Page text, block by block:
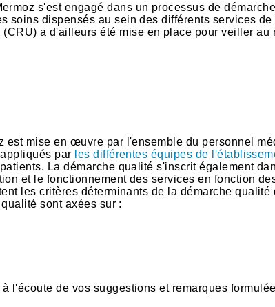
s'est engagé dans un processus de
soins dispensés au sein des différents services
a d'ailleurs été mise en place pour veiller au
est mise en œuvre par l'ensemble du personnel
par les différentes équipes de
La démarche qualité s'inscrit également
et le fonctionnement des services en fonction
les critères déterminants de la démarche qualité
sont axées sur :
l'écoute de vos suggestions et remarques